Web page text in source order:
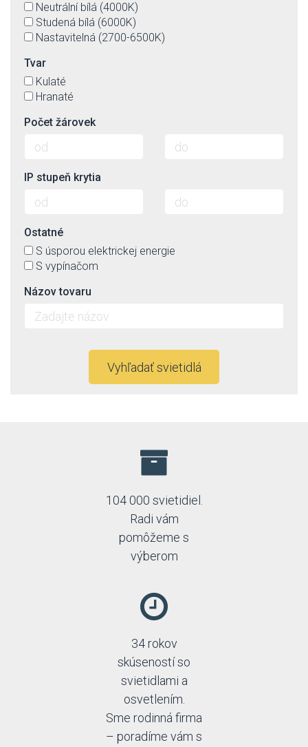
Neutrální bílá (4000K)
Studená bílá (6000K)
Nastavitelná (2700-6500K)
Tvar
Kulaté
Hranaté
Počet žárovek
IP stupeň krytia
Ostatné
S úsporou elektrickej energie
S vypínačom
Názov tovaru
Vyhľadať svietidlá
104 000 svietidiel.
Radi vám
pomôžeme s
výberom
34 rokov
skúseností so
svietidlami a
osvetlením.
Sme rodinná firma
– poradíme vám s